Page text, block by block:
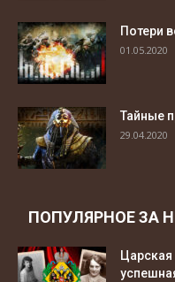
Потери
01.05.2020
Тайные
29.04.2020
ПОПУЛЯРНОЕ ЗА